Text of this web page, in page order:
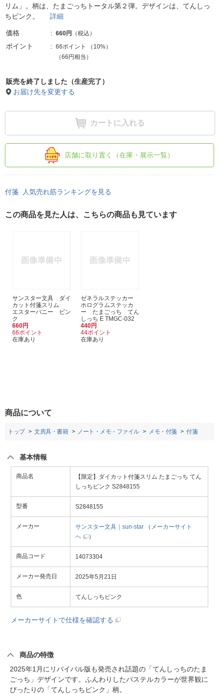
リム」。柄は、たまごっちトータル第２弾。デザインは、てんしっ
ちピンク。 詳細
価格 660円 （税込）
ポイント 66ポイント （ 10%）
（66円相当）
販売を終了しました（生産完了）
お届け先を変更する
カートに入れる
店舗に取り置く（在庫・展示一覧）
付箋 人気売れ筋ランキングを見る
この商品を見た人は、こちらの商品も見ています
サンスター文具 ダイ
カット付箋スリム
エスターバニー ピン
ク
660円
66ポイント
在庫あり
ゼネラルステッカー
ホログラムステッカ
ー たまごっち てん
しっち E TMGC-032
440円
44ポイント
在庫あり
商品について
トップ 文房具・書籍 ノート・メモ・ファイル メモ・付箋 付箋
基本情報
商品名
【限定】ダイカット付箋スリム たまごっち てん
しっちピンク S2848155
型番 S2848155
メーカー サンスター文具｜sun-star （ メーカーサイト
へ
）
商品コード 14073304
メーカー発売日 2025年5月21日
色 てんしっちピンク
メーカーサイトで仕様を確認する
商品の特徴
2025年1月にリバイバル版も発売され話題の「てんしっちのたま
ごっち」デザインです。ふんわりしたパステルカラーが世界観に
ぴったりの「てんしっちピンク」柄。